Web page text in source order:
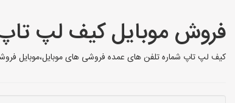
فروش موبایل کیف لپ
کیف لپ تاپ شماره تلفن های عمده فروشی های موبایل،موبایل